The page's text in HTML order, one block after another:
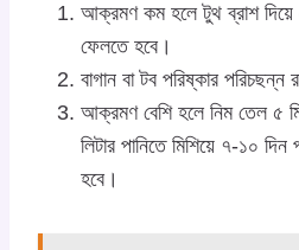
আক্রমণ কম হলে টুথ ব্রাশ দিয়ে
ফেলতে হবে।
বাগান বা টব পরিষ্কার পরিচছন্ন
আক্রমণ বেশি হলে নিম তেল ৫
লিটার পানিতে মিশিয়ে ৭-১০
হবে।